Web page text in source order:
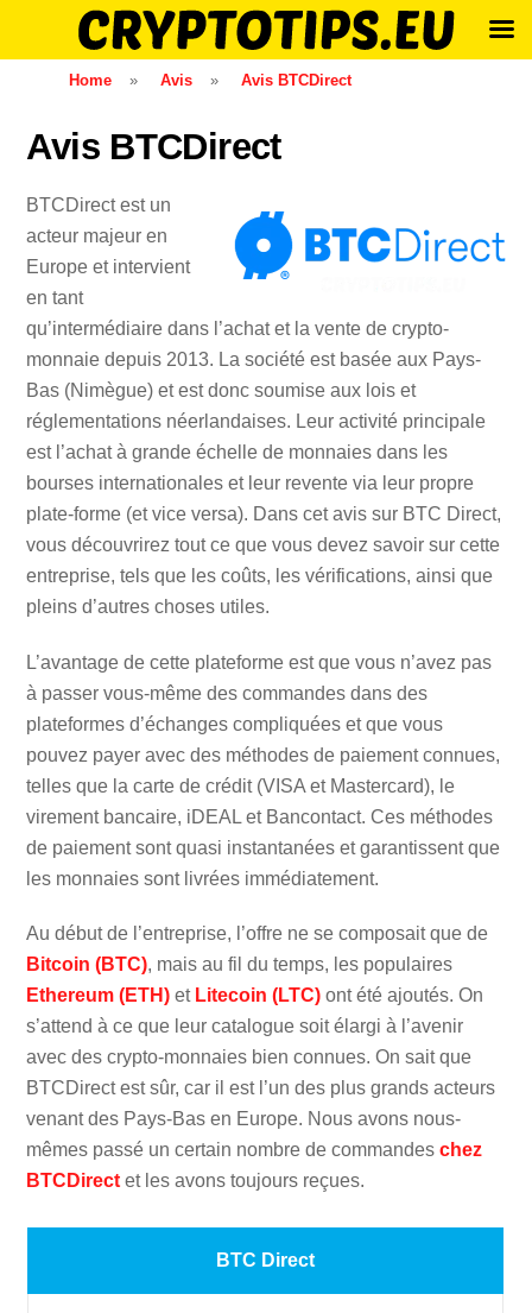
content
Home » Avis » Avis BTCDirect
Avis BTCDirect
BTCDirect est un
acteur majeur en
Europe et intervient
en tant
qu’intermédiaire dans l’achat et la vente de crypto-
monnaie depuis 2013. La société est basée aux Pays-
Bas (Nimègue) et est donc soumise aux lois et
réglementations néerlandaises. Leur activité principale
est l’achat à grande échelle de monnaies dans les
bourses internationales et leur revente via leur propre
plate-forme (et vice versa). Dans cet avis sur BTC Direct,
vous découvrirez tout ce que vous devez savoir sur cette
entreprise, tels que les coûts, les vérifications, ainsi que
pleins d’autres choses utiles.
L’avantage de cette plateforme est que vous n’avez pas
à passer vous-même des commandes dans des
plateformes d’échanges compliquées et que vous
pouvez payer avec des méthodes de paiement connues,
telles que la carte de crédit (VISA et Mastercard), le
virement bancaire, iDEAL et Bancontact. Ces méthodes
de paiement sont quasi instantanées et garantissent que
les monnaies sont livrées immédiatement.
Au début de l’entreprise, l’offre ne se composait que de
Bitcoin (BTC), mais au fil du temps, les populaires
Ethereum (ETH) et Litecoin (LTC) ont été ajoutés. On
s’attend à ce que leur catalogue soit élargi à l’avenir
avec des crypto-monnaies bien connues. On sait que
BTCDirect est sûr, car il est l’un des plus grands acteurs
venant des Pays-Bas en Europe. Nous avons nous-
mêmes passé un certain nombre de commandeschez
BTCDirect et les avons toujours reçues.
BTC Direct